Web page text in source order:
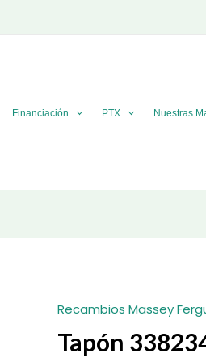
Financiación PTX Nuestras
Recambios Massey
Tapón